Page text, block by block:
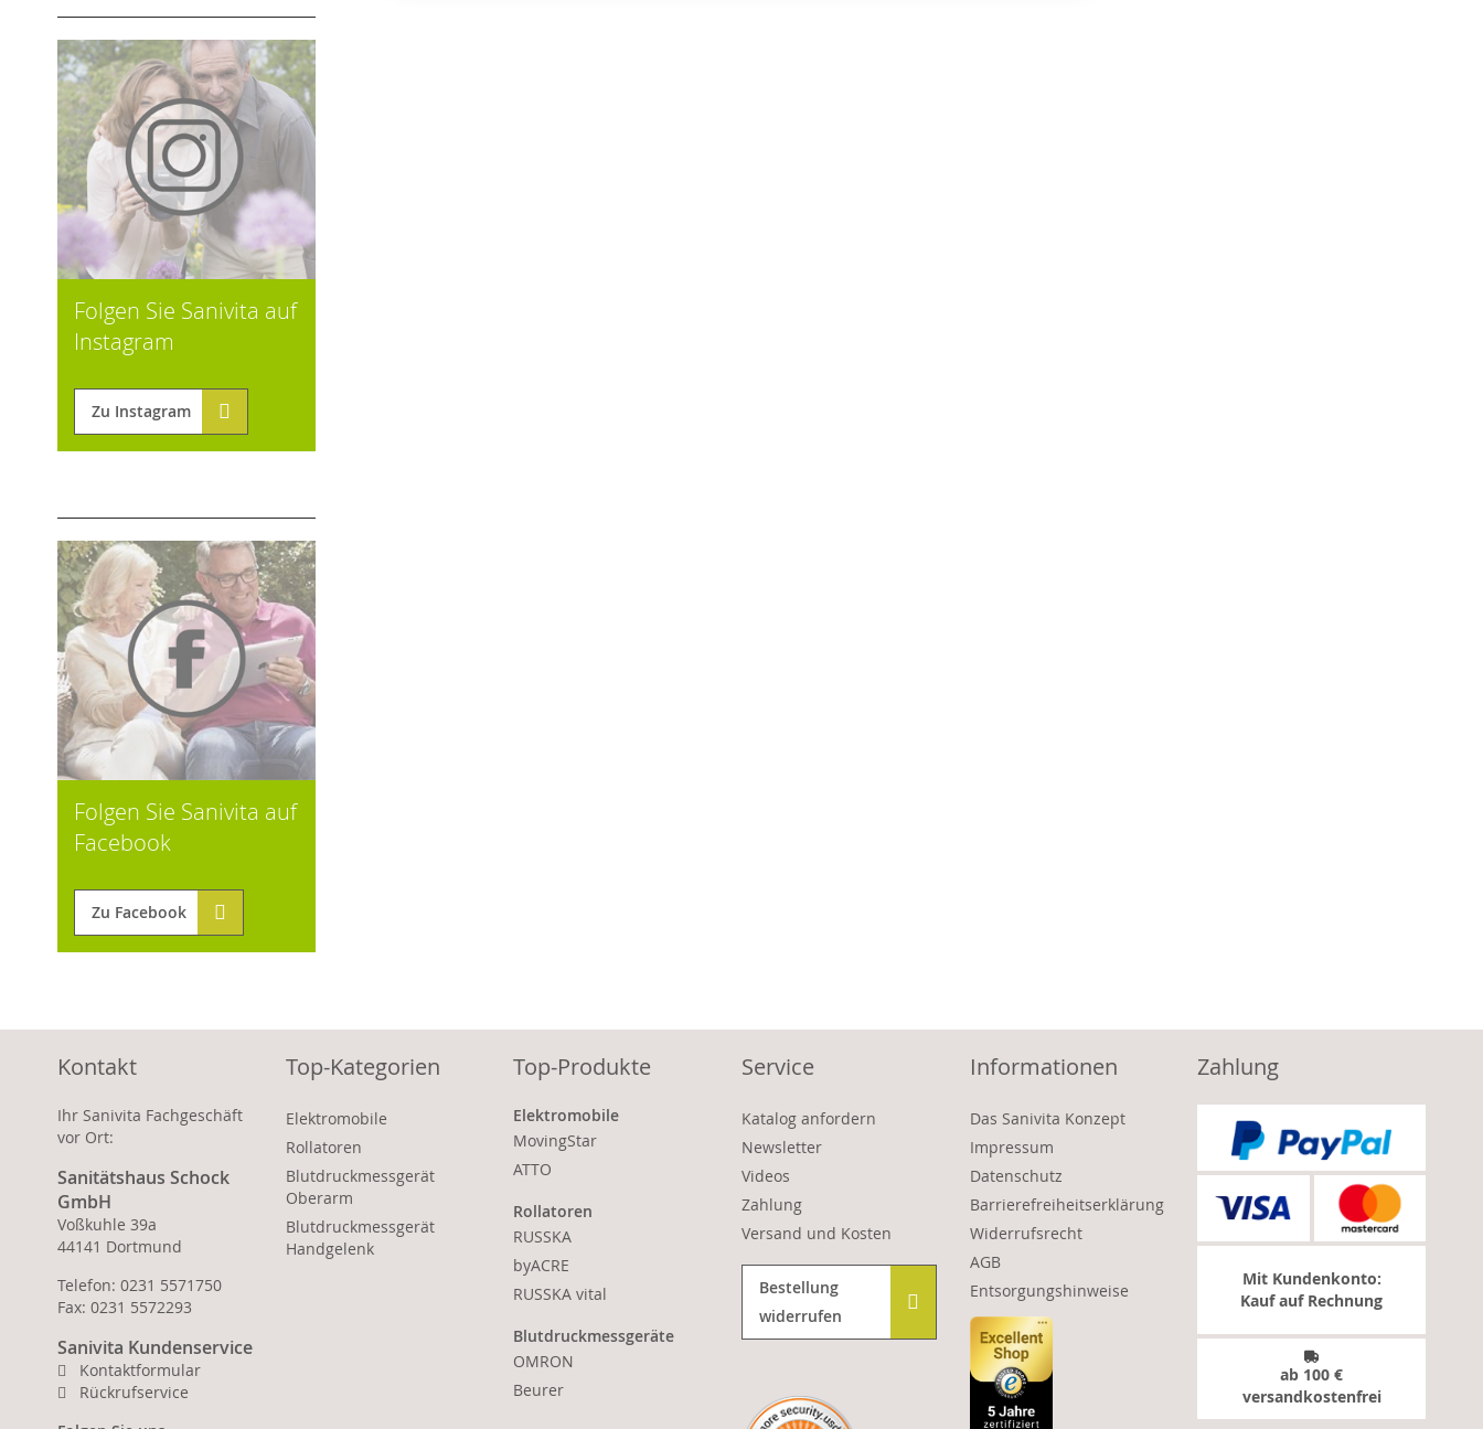
Folgen Sie Sanivita auf
Instagram
Zu Instagram
Folgen Sie Sanivita auf
Facebook
Zu Facebook
Kontakt
Ihr Sanivita Fachgeschäft
vor Ort:
Sanitätshaus Schock
GmbH
Voßkuhle 39a
44141 Dortmund
Telefon: 0231 5571750
Fax: 0231 5572293
Sanivita Kundenservice
Kontaktformular
Rückrufservice
Top-Kategorien
Elektromobile
Rollatoren
Blutdruckmessgerät
Oberarm
Blutdruckmessgerät
Handgelenk
Top-Produkte
Elektromobile
MovingStar
ATTO
Rollatoren
RUSSKA
byACRE
RUSSKA vital
Blutdruckmessgeräte
OMRON
Beurer
Service
Katalog anfordern
Newsletter
Videos
Zahlung
Versand und Kosten
Bestellung
widerrufen
Informationen
Das Sanivita Konzept
Impressum
Datenschutz
Barrierefreiheitserklärung
Widerrufsrecht
AGB
Entsorgungshinweise
Zahlung
Mit Kundenkonto:
Kauf auf Rechnung
ab 100 €
versandkostenfrei